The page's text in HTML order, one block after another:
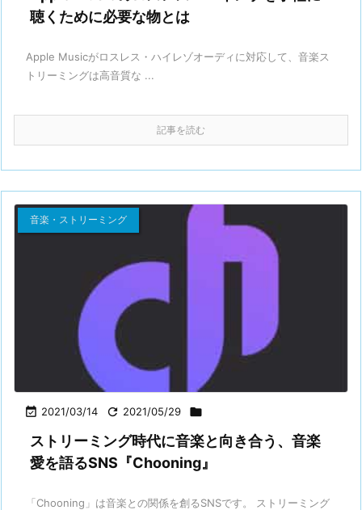
聴くために必要な物とは
Apple Musicがロスレス・ハイレゾオーディに対応して、音楽ス
トリーミングは高音質な ...
記事を読む
 2021/03/14  2021/05/29 
音楽・ストリーミング
ストリーミング時代に音楽と向き合う、音楽
愛を語るSNS『Chooning』
「Chooning」は音楽との関係を創るSNSです。 ストリーミング